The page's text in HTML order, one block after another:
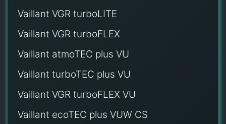
Vaillant VGR turboLITE
Vaillant VGR turboFLEX
Vaillant atmoTEC plus VU
Vaillant turboTEC plus VU
Vaillant VGR turboFLEX VU
Vaillant ecoTEC plus VUW CS